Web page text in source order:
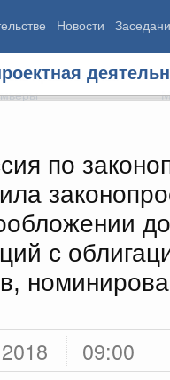
Новости
по
с
09:00
Правительства
Демография
Здоровье
Образование
Культура
Общество
Государство
программы